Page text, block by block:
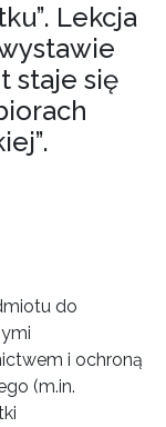
Lekcja
staje się
do
i ochroną
(m.in.